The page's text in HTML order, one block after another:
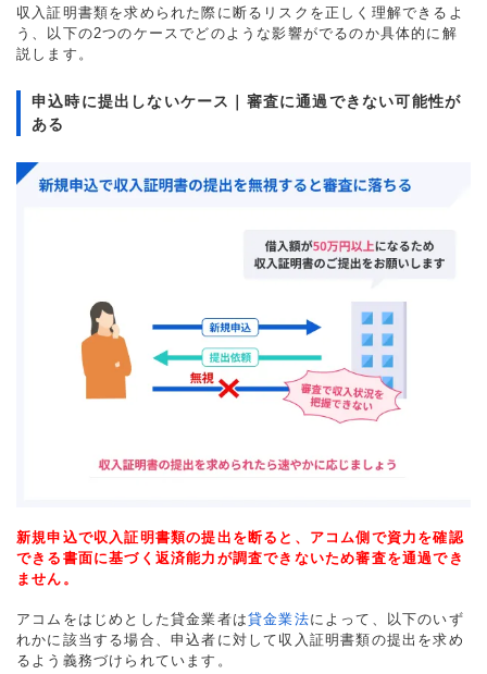
収入証明書類を求められた際に断るリスクを正しく理解できるよ
う、以下の2つのケースでどのような影響がでるのか具体的に解
説します。
申込時に提出しないケース｜審査に通過できない可能性が
ある
新規申込で収入証明書類の提出を断ると、アコム側で資力を確認
できる書面に基づく返済能力が調査できないため審査を通過でき
ません。
アコムをはじめとした貸金業者は貸金業法によって、以下のいず
れかに該当する場合、申込者に対して収入証明書類の提出を求め
るよう義務づけられています。